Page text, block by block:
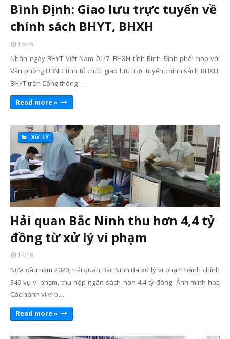
Bình Định: Giao lưu trực tuyến về
chính sách BHYT, BHXH
16:29
Nhân ngày BHYT Việt Nam 01/7, BHXH tỉnh Bình Định phối hợp với
Văn phòng UBND tỉnh tổ chức giao lưu trực tuyến chính sách BHXH,
BHYT trên Cổng thông …
Read more »
XỬ LÝ
Hải quan Bắc Ninh thu hơn 4,4 tỷ
đồng từ xử lý vi phạm
14:18
Nửa đầu năm 2020, Hải quan Bắc Ninh đã xử lý vi phạm hành chính
349 vụ vi phạm, thu nộp ngân sách hơn 4,4 tỷ đồng Ảnh minh hoạ
Các hành vi vi p…
Read more »